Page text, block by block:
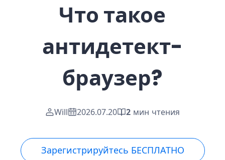
Что такое
антидетект-
браузер?
Will 2026.07.20 2 мин чтения
Зарегистрируйтесь БЕСПЛАТНО